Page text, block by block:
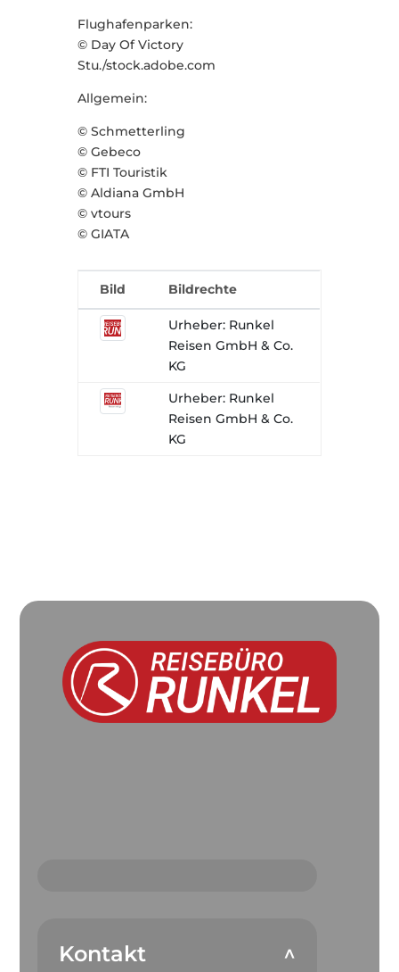
Flughafenparken:
© Day Of Victory
Stu./stock.adobe.com
Allgemein:
© Schmetterling
© Gebeco
© FTI Touristik
© Aldiana GmbH
© vtours
© GIATA
Bild Bildrechte
Urheber: Runkel
Reisen GmbH & Co.
KG
Urheber: Runkel
Reisen GmbH & Co.
KG
Kontakt